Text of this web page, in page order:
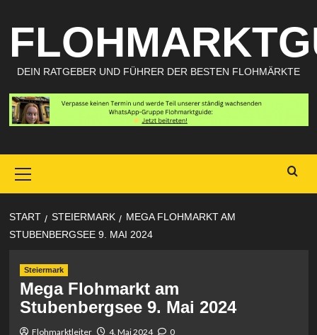
Inhalt
springen
DEIN RATGEBER UND FÜHRER DER BESTEN FLOHMÄRKTE
Menu
START STEIERMARK
MEGA FLOHMARKT AM
STUBENBERGSEE 9. MAI 2024
Steiermark
Mega Flohmarkt am
Stubenbergsee 9. Mai 2024
Flohmarktleiter 4. Mai 2024 0